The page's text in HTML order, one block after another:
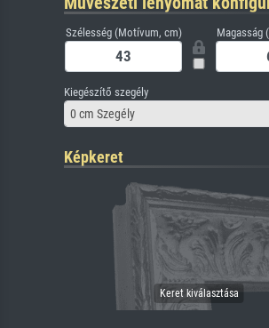
Szélesség (Motívum, cm) Magasság
Kiegészítő szegély
0 cm Szegély
Képkeret